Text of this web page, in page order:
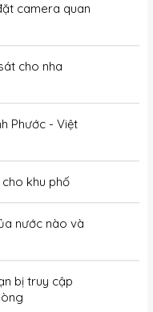
camera quan
cho nha
Phước - Việt
khu phố
nước nào và
bị truy cập